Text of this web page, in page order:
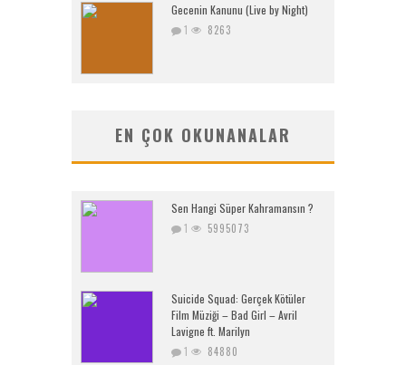
Gecenin Kanunu (Live by Night)
1 8263
EN ÇOK OKUNANALAR
Sen Hangi Süper Kahramansın ?
1 5995073
Suicide Squad: Gerçek Kötüler
Film Müziği – Bad Girl – Avril
Lavigne ft. Marilyn
1 84880